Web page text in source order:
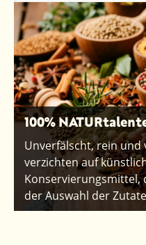
100%
Unverfälscht, rein und
verzichten auf
Konservierungsmittel,
der Auswahl der